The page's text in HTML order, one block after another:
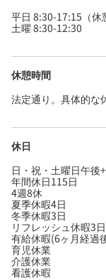
平日 8:30-17:15（休
土曜 8:30-12:30
休憩時間
法定通り。具体的な
休日
日・祝・土曜日午後
年間休日115日
4週8休
夏季休暇4日
冬季休暇3日
リフレッシュ休暇3日
有給休暇(6ヶ月経過
育児休業
介護休業
看護休暇